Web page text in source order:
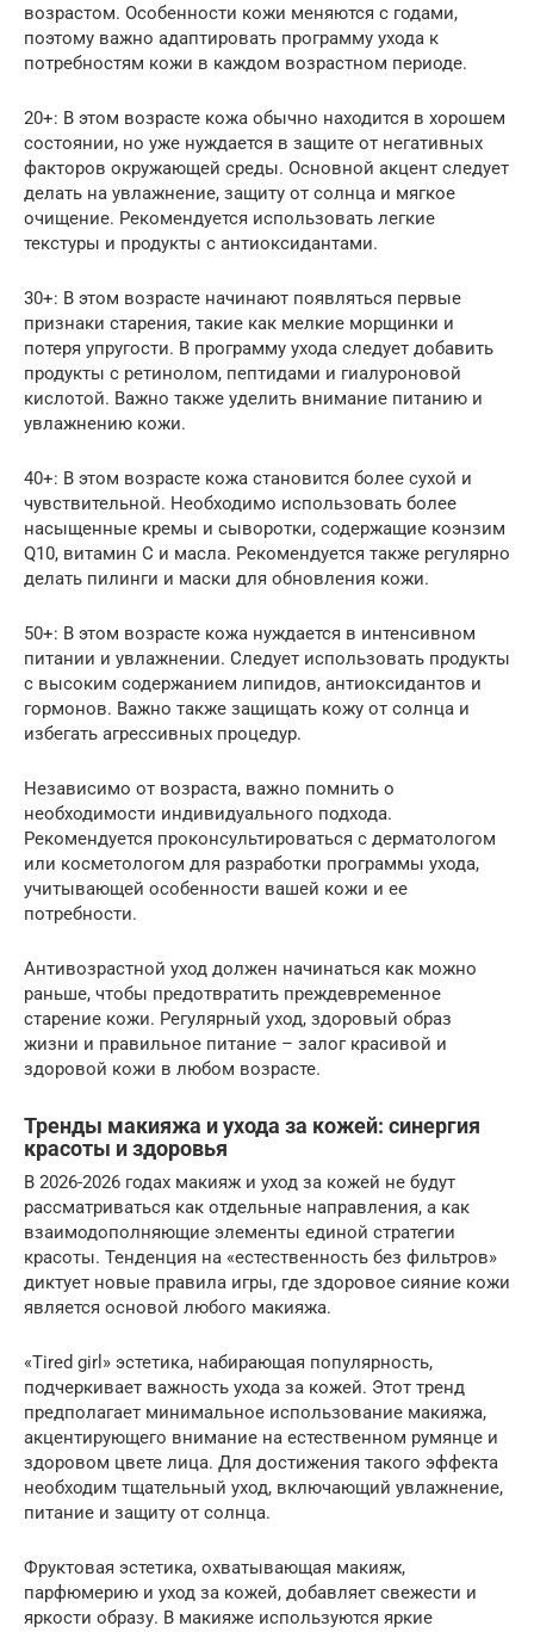
возрастом. Особенности кожи меняются с годами,
поэтому важно адаптировать программу ухода к
потребностям кожи в каждом возрастном периоде.
20+: В этом возрасте кожа обычно находится в хорошем
состоянии, но уже нуждается в защите от негативных
факторов окружающей среды. Основной акцент следует
делать на увлажнение, защиту от солнца и мягкое
очищение. Рекомендуется использовать легкие
текстуры и продукты с антиоксидантами.
30+: В этом возрасте начинают появляться первые
признаки старения, такие как мелкие морщинки и
потеря упругости. В программу ухода следует добавить
продукты с ретинолом, пептидами и гиалуроновой
кислотой. Важно также уделить внимание питанию и
увлажнению кожи.
40+: В этом возрасте кожа становится более сухой и
чувствительной. Необходимо использовать более
насыщенные кремы и сыворотки, содержащие коэнзим
Q10, витамин C и масла. Рекомендуется также регулярно
делать пилинги и маски для обновления кожи.
50+: В этом возрасте кожа нуждается в интенсивном
питании и увлажнении. Следует использовать продукты
с высоким содержанием липидов, антиоксидантов и
гормонов. Важно также защищать кожу от солнца и
избегать агрессивных процедур.
Независимо от возраста, важно помнить о
необходимости индивидуального подхода.
Рекомендуется проконсультироваться с дерматологом
или косметологом для разработки программы ухода,
учитывающей особенности вашей кожи и ее
потребности.
Антивозрастной уход должен начинаться как можно
раньше, чтобы предотвратить преждевременное
старение кожи. Регулярный уход, здоровый образ
жизни и правильное питание – залог красивой и
здоровой кожи в любом возрасте.
Тренды макияжа и ухода за кожей: синергия
красоты и здоровья
В 2026-2026 годах макияж и уход за кожей не будут
рассматриваться как отдельные направления, а как
взаимодополняющие элементы единой стратегии
красоты. Тенденция на «естественность без фильтров»
диктует новые правила игры, где здоровое сияние кожи
является основой любого макияжа.
«Tired girl» эстетика, набирающая популярность,
подчеркивает важность ухода за кожей. Этот тренд
предполагает минимальное использование макияжа,
акцентирующего внимание на естественном румянце и
здоровом цвете лица. Для достижения такого эффекта
необходим тщательный уход, включающий увлажнение,
питание и защиту от солнца.
Фруктовая эстетика, охватывающая макияж,
парфюмерию и уход за кожей, добавляет свежести и
яркости образу. В макияже используются яркие